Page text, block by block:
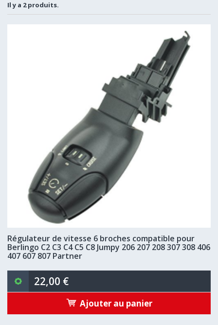
Il y a 2 produits.
Régulateur de vitesse 6 broches compatible pour
Berlingo C2 C3 C4 C5 C8 Jumpy 206 207 208 307 308 406
407 607 807 Partner
22,00 €
Ajouter au panier